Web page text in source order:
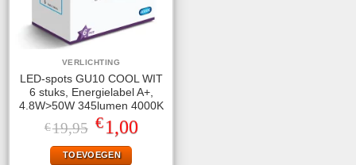
VERLICHTING
LED-spots GU10 COOL WIT
6 stuks, Energielabel A+,
4.8W>50W 345lumen 4000K
€19,95 Oorspronkelijke
prijs
was:
€19,95.
€1,00Huidige
prijs
TOEVOEGEN